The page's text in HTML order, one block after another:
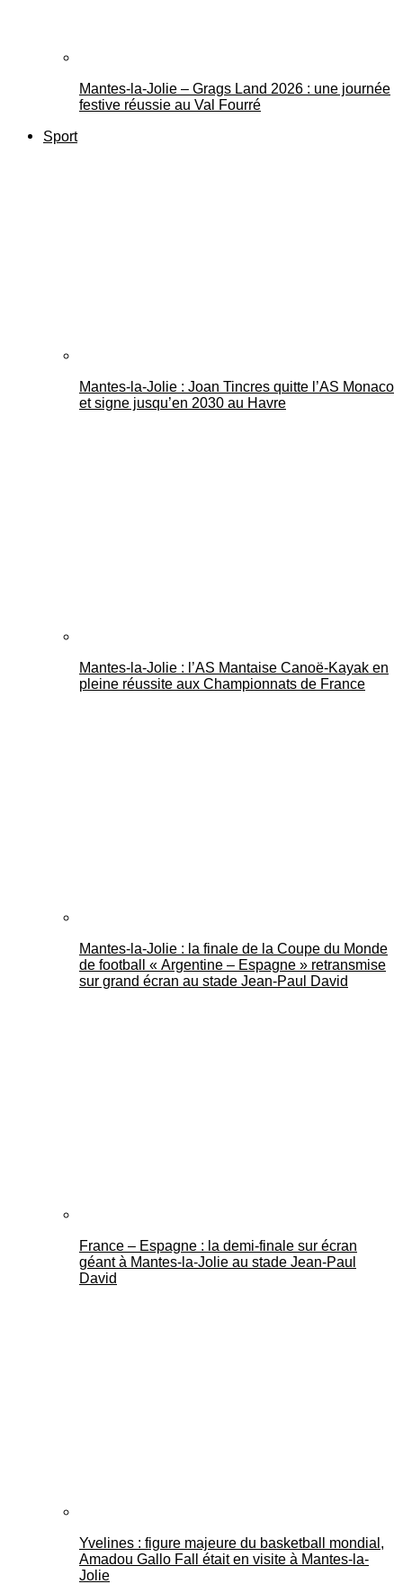
Mantes-la-Jolie – Grags Land 2026 : une journée
festive réussie au Val Fourré
Sport
Mantes-la-Jolie : Joan Tincres quitte l’AS Monaco
et signe jusqu’en 2030 au Havre
Mantes-la-Jolie : l’AS Mantaise Canoë‑Kayak en
pleine réussite aux Championnats de France
Mantes-la-Jolie : la finale de la Coupe du Monde
de football « Argentine – Espagne » retransmise
sur grand écran au stade Jean-Paul David
France – Espagne : la demi-finale sur écran
géant à Mantes-la-Jolie au stade Jean-Paul
David
Yvelines : figure majeure du basketball mondial,
Amadou Gallo Fall était en visite à Mantes-la-
Jolie